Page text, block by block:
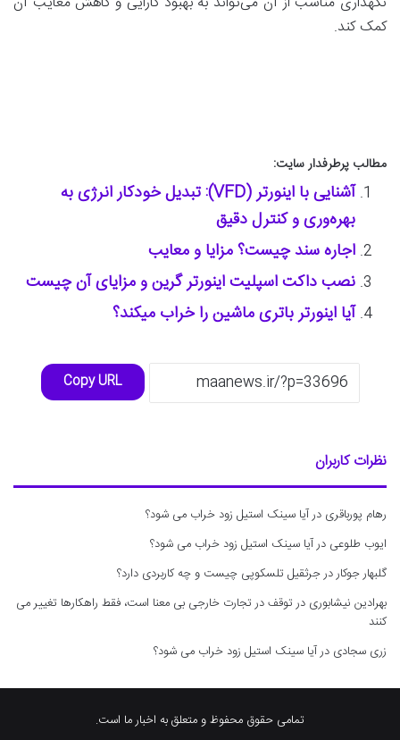
کمک کند.
مطالب پرطرفدار سایت:
آشنایی با اینورتر (VFD): تبدیل خودکار انرژی به
بهره‌وری و کنترل دقیق
اجاره سند چیست؟ مزایا و معایب
نصب داکت اسپلیت اینورتر گرین و مزایای آن چیست
آیا اینورتر باتری ماشین را خراب میکند؟
Copy URL
نظرات کاربران
رهام پورباقری درآیا سینک استیل زود خراب می شود؟
ایوب طلوعی درآیا سینک استیل زود خراب می شود؟
گلبهار جوکاردرجرثقیل تلسکوپی چیست و چه کاربردی دارد؟
بهرادین نیشابوری درتوقف در تجارت خارجی بی معنا است، فقط راهکارها تغییر می
کنند
زری سجادی درآیا سینک استیل زود خراب می شود؟
تمامی حقوق محفوظ و متعلق به اخبار ما است.